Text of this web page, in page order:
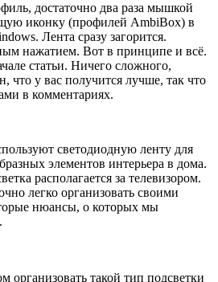
достаточно два раза мышкой
иконку (профилей AmbiBox) в
Лента сразу загорится.
нажатием. Вот в принципе и всё.
статьи. Ничего сложного,
что у вас получится лучше, так что
в комментариях.
светодиодную ленту для
элементов интерьера в дома.
располагается за телевизором.
легко организовать своими
нюансы, о которых мы
такой тип подсветки